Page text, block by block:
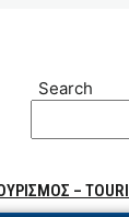
Search
–